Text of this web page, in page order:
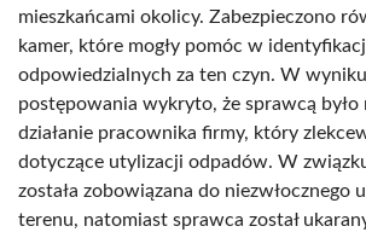
mieszkańcami okolicy. Zabezpieczono
kamer, które mogły pomóc w
odpowiedzialnych za ten czyn. W
postępowania wykryto, że sprawcą
działanie pracownika firmy, który
dotyczące utylizacji odpadów. W
została zobowiązana do niezwłocznego
terenu, natomiast sprawca został